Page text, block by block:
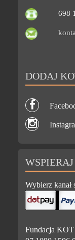
698
DODAJ
Wybierz kanał
Fundacja KOT